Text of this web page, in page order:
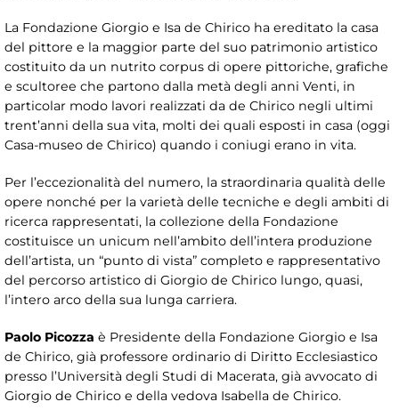
La Fondazione Giorgio e Isa de Chirico ha ereditato la casa
del pittore e la maggior parte del suo patrimonio artistico
costituito da un nutrito corpus di opere pittoriche, grafiche
e scultoree che partono dalla metà degli anni Venti, in
particolar modo lavori realizzati da de Chirico negli ultimi
trent’anni della sua vita, molti dei quali esposti in casa (oggi
Casa-museo de Chirico) quando i coniugi erano in vita.
Per l’eccezionalità del numero, la straordinaria qualità delle
opere nonché per la varietà delle tecniche e degli ambiti di
ricerca rappresentati, la collezione della Fondazione
costituisce un unicum nell’ambito dell’intera produzione
dell’artista, un “punto di vista” completo e rappresentativo
del percorso artistico di Giorgio de Chirico lungo, quasi,
l’intero arco della sua lunga carriera.
Paolo Picozza è Presidente della Fondazione Giorgio e Isa
de Chirico, già professore ordinario di Diritto Ecclesiastico
presso l’Università degli Studi di Macerata, già avvocato di
Giorgio de Chirico e della vedova Isabella de Chirico.